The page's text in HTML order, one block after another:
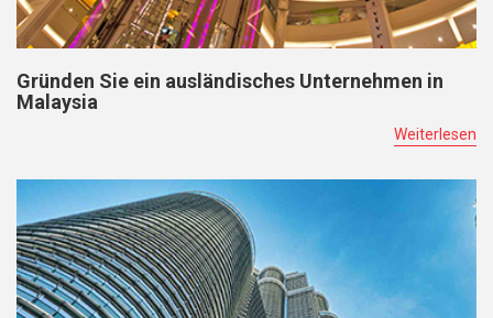
Gründen Sie ein ausländisches Unternehmen in
Malaysia
Weiterlesen